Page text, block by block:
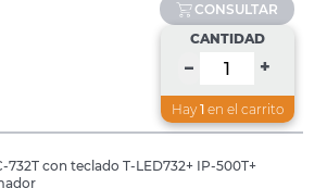
CONSULTAR
CANTIDAD
– +
Hay 1en el carrito
732T con teclado T-LED732+ IP-500T+